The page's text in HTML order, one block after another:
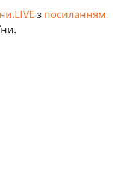
з посиланням